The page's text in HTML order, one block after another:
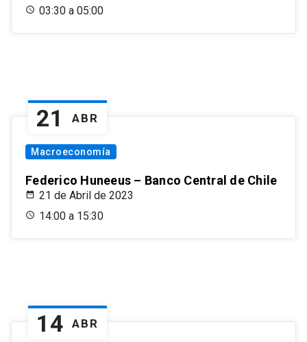
03:30 a 05:00
21 ABR
Macroeconomía
Federico Huneeus – Banco Central de Chile
21 de Abril de 2023
14:00 a 15:30
14 ABR